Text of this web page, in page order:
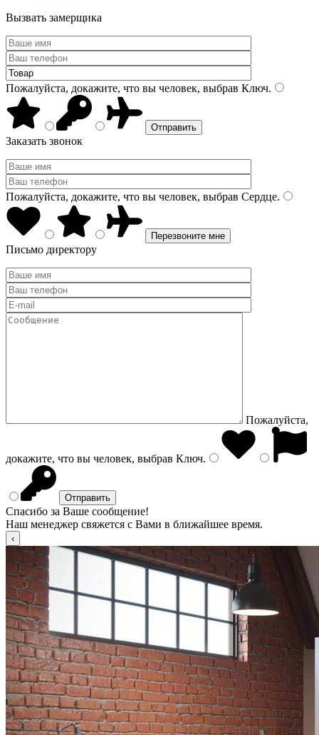
Вызвать замерщика
Пожалуйста, докажите, что вы человек, выбрав Ключ.
Заказать звонок
Пожалуйста, докажите, что вы человек, выбрав Сердце.
Письмо директору
Пожалуйста,
докажите, что вы человек, выбрав Ключ.
Спасибо за Ваше сообщение!
Наш менеджер свяжется с Вами в ближайшее время.